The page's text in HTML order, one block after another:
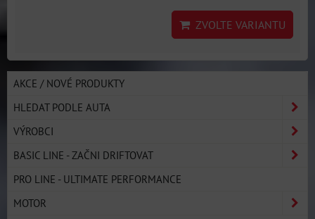
ZVOLTE VARIANTU
AKCE / NOVÉ PRODUKTY
HLEDAT PODLE AUTA
VÝROBCI
BASIC LINE - ZAČNI DRIFTOVAT
PRO LINE - ULTIMATE PERFORMANCE
MOTOR